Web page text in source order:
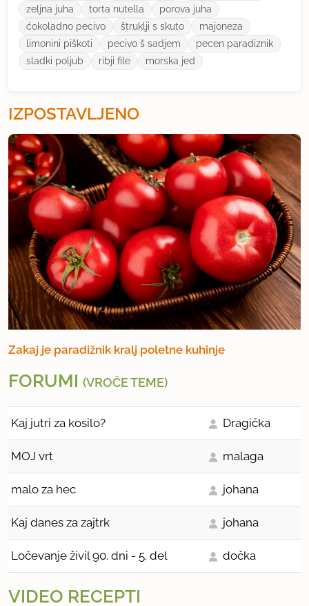
zeljna juha
torta nutella
porova juha
ćokoladno pecivo
štruklji s skuto
majoneza
limonini piškoti
pecivo š sadjem
pecen paradiznik
sladki poljub
ribji file morska jed
IZPOSTAVLJENO
Zakaj je paradižnik kralj poletne kuhinje
FORUMI (VROČE TEME)
Kaj jutri za kosilo? Dragička
MOJ vrt malaga
malo za hec johana
Kaj danes za zajtrk johana
Ločevanje živil 90. dni - 5. del dočka
VIDEO RECEPTI